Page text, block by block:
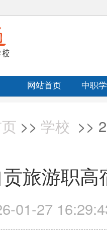
网站首页 中职
>> 学校 >>
贡旅游职
01-27